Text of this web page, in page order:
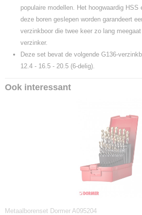
populaire modellen. Het hoogwaardig HSS
deze boren geslepen worden garandeert
verzinkboor die twee keer zo lang
verzinker.
Deze set bevat de volgende G136-
12.4 - 16.5 - 20.5 (6-delig).
Ook interessant
Metaalborenset Dormer A095204